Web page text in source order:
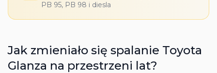
PB 95, PB 98 i diesla
Jak zmieniało się spalanie Toyota
Glanza na przestrzeni lat?